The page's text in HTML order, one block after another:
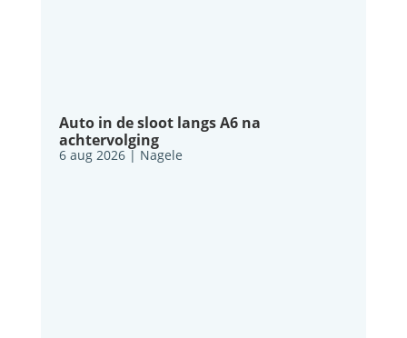
Auto in de sloot langs A6 na
achtervolging
6 aug 2026| Nagele